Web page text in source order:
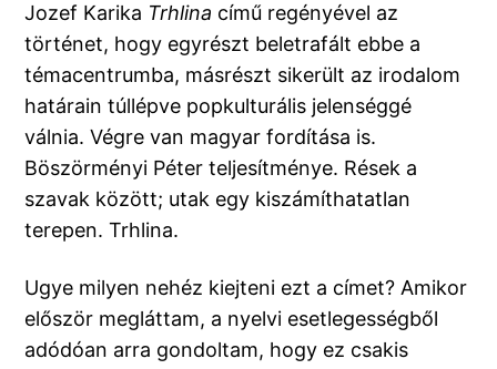
Jozef Karika Trhlina című regényével az
történet, hogy egyrészt beletrafált ebbe a
témacentrumba, másrészt sikerült az irodalom
határain túllépve popkulturális jelenséggé
válnia. Végre van magyar fordítása is.
Böszörményi Péter teljesítménye. Rések a
szavak között; utak egy kiszámíthatatlan
terepen. Trhlina.
Ugye milyen nehéz kiejteni ezt a címet? Amikor
először megláttam, a nyelvi esetlegességből
adódóan arra gondoltam, hogy ez csakis